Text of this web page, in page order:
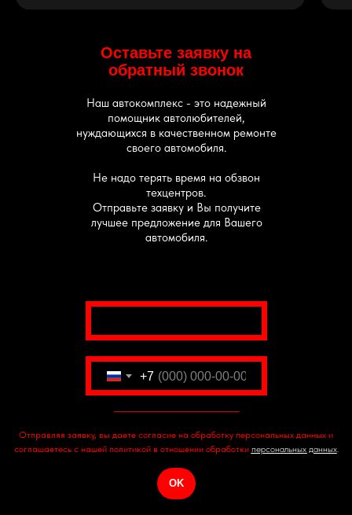
Отправляя заявку, вы даете согласие на обработку персональных данных и
соглашаетесь с нашей политикой в отношении обработки персональных данных.
OK
Наш автокомплекс - это надежный
помощник автолюбителей,
нуждающихся в качественном ремонте
своего автомобиля.
Не надо терять время на обзвон
техцентров.
Отправьте заявку и Вы получите
лучшее предложение для Вашего
автомобиля.
Оставьте заявку на
обратный звонок
+7
Отправить